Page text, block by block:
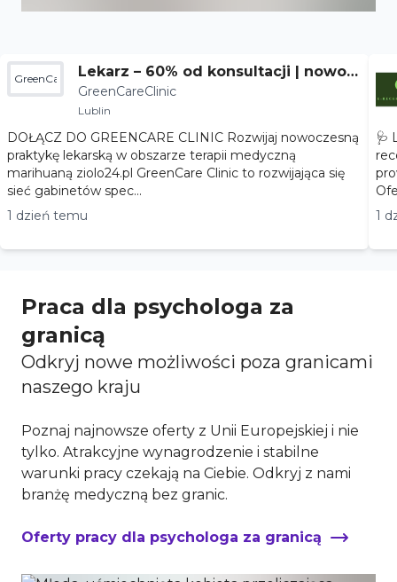
GreenCareClinicLekarz – 60% od konsultacji | nowoc
zesna terapia
GreenCareClinic
Lublin
DOŁĄCZ DO GREENCARE CLINIC Rozwijaj nowoczesną
praktykę lekarską w obszarze terapii medyczną
marihuaną ziolo24.pl GreenCare Clinic to rozwijająca się
sieć gabinetów spec...
1 dzień temu
🩺
1
Praca dla psychologa za
granicą
Odkryj nowe możliwości poza granicami
naszego kraju
Poznaj najnowsze oferty z Unii Europejskiej i nie
tylko. Atrakcyjne wynagrodzenie i stabilne
warunki pracy czekają na Ciebie. Odkryj z nami
branżę medyczną bez granic.
Oferty pracy dla psychologa za granicą